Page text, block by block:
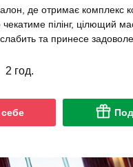
де отримає комплекс
пілінг, цілющий
та принесе
2 год.